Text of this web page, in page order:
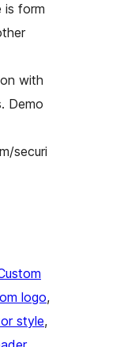
is form
with
Demo
securi
logo
style